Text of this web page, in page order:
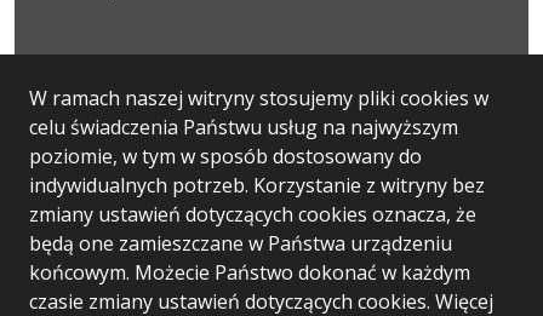
W ramach naszej witryny stosujemy pliki cookies w
celu świadczenia Państwu usług na najwyższym
poziomie, w tym w sposób dostosowany do
indywidualnych potrzeb. Korzystanie z witryny bez
zmiany ustawień dotyczących cookies oznacza, że
będą one zamieszczane w Państwa urządzeniu
końcowym. Możecie Państwo dokonać w każdym
czasie zmiany ustawień dotyczących cookies. Więcej
Statystyki oglądalności
Ostatnio dodane
Polityka prywatności